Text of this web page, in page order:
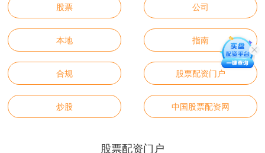
股票 公司
本地 指南
合规 股票配资门户
炒股 中国股票配资网
股票配资门户